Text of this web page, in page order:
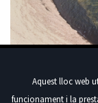
Aquest lloc web
funcionament i la